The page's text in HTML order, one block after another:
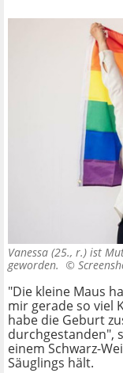
Vanessa (25., r.) ist
geworden. ©
"Die kleine Maus
mir gerade so viel
habe die Geburt
durchgestanden",
einem Schwarz-
Säuglings hält.